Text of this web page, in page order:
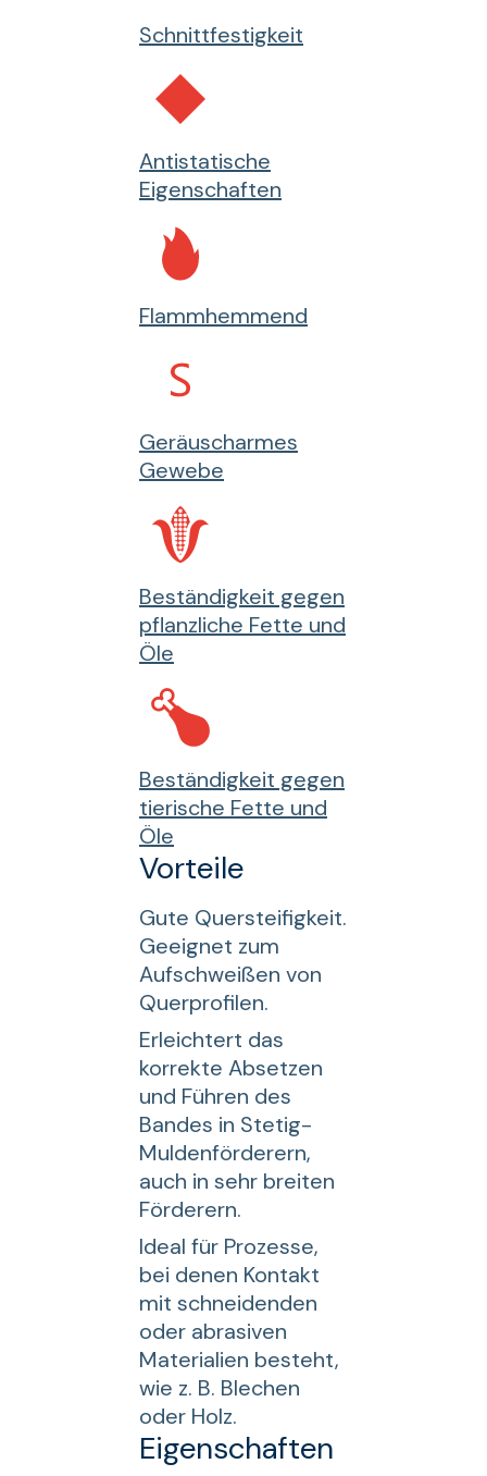
Schnittfestigkeit
Antistatische
Eigenschaften
Flammhemmend
Geräuscharmes
Gewebe
Beständigkeit gegen
pflanzliche Fette und
Öle
Beständigkeit gegen
tierische Fette und
Öle
Vorteile
Gute Quersteifigkeit.
Geeignet zum
Aufschweißen von
Querprofilen.
Erleichtert das
korrekte Absetzen
und Führen des
Bandes in Stetig-
Muldenförderern,
auch in sehr breiten
Förderern.
Ideal für Prozesse,
bei denen Kontakt
mit schneidenden
oder abrasiven
Materialien besteht,
wie z. B. Blechen
oder Holz.
Eigenschaften